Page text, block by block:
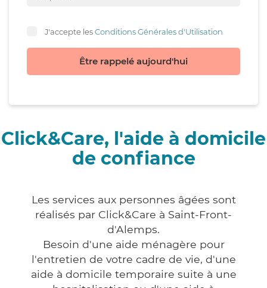
J'accepte lesConditions Générales d'Utilisation
Être rappelé aujourd'hui
Click&Care, l'aide à domicile
de confiance
Les services aux personnes âgées sont
réalisés par Click&Care à Saint-Front-
d'Alemps.
Besoin d'une aide ménagère pour
l'entretien de votre cadre de vie, d'une
aide à domicile temporaire suite à une